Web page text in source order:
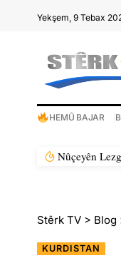
Yekşem, 9 Tebax
HEMÛ BAJAR
Nûçeyên
Stêrk TV > Blog
KURDISTAN